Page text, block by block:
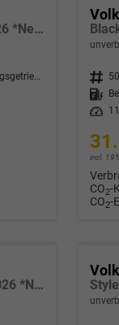
LIFE 1.5 eTSI 116PS/85kW DSG7 2026 *Neues Modell*
Doppelkupplungsgetriebe (DSG)
Fahrzeugnr.
Kraftstoff
Leistung
incl.
CO2-
CO2-
LIFE 1.5 eTSI 150PS/110kW DSG7 2026 *Neues Modell*